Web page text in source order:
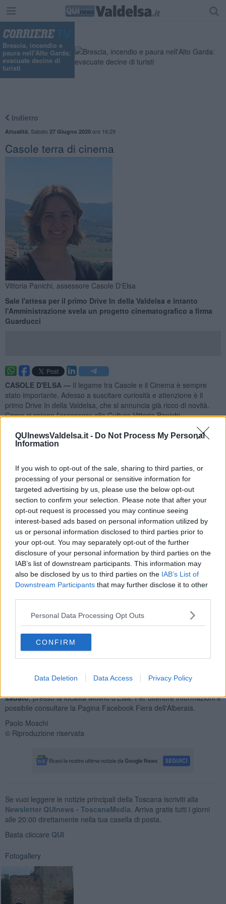
QUInewsValdelsa.it - Do Not Process My Personal
Information
If you wish to opt-out of the sale, sharing to third parties, or
processing of your personal or sensitive information for
targeted advertising by us, please use the below opt-out
section to confirm your selection. Please note that after your
opt-out request is processed you may continue seeing
interest-based ads based on personal information utilized by
us or personal information disclosed to third parties prior to
your opt-out. You may separately opt-out of the further
disclosure of your personal information by third parties on the
IAB’s list of downstream participants. This information may
also be disclosed by us to third parties on the IAB’s List of
Downstream Participants that may further disclose it to other
Personal Data Processing Opt Outs
CONFIRM
Data Deletion Data Access Privacy Policy
Brescia, incendio e
paura nell'Alto Garda:
evacuate decine di
turisti
Indietro
Attualità Sabato 27 Giugno 2020ore 16:29
Casole terra di cinema
Vittoria Panichi, assessore Casole D'Elsa
Sale l'attesa per il primo Drive In della Valdelsa e intanto
l'Amministrazione svela un progetto cinematografico a firma
Guarducci
CASOLE D'ELSA — Il legame tra Casole e il Cinema è sempre
stato importante. Adesso a suscitare curiosità e attenzione è il
primo Drive In della Valdelsa, che si annuncia già ricco di novità.
Come ci spiega l'assessore alla Cultura Vittoria Panichi.
Quando qualche mese fa il presidente della Fiera dell'Alberaia,
Luigi Menichetti, ci ha presentato l'idea ne siamo rimasti subito
entusiasti. Il primo Drive In della Valdelsa, un'idea originale, ma dal
Casole ha ormai da diversi anni. Basti pensare al Casole Film
Festival, il concorso di cortometraggi nato nel 2016".
Poi Panichi coglie l'occasione per svelarci una notizia bomba.
Tra qualche meseCasole sarà il set del nuovo filmdel regista
Fabrizio Guarducci. Dunque a nome mio e di tutta
l'Amministrazione Comunale ringrazio tutto il comitato della Fiera
dell'Alberaia per l'intenso lavoro di questi mesi volto alla
realizzazione della rassegna. Abbiamo bisogno di segnali di questo
tipo per poter ripartire e il Comitato ha dimostrato di essere pronto,
reinventandosi con qualcosa di nuovo per tutto il territorio".
proprie mura una nuova produzione cinematografica, a riprova
dell'interesse che Casole suscita nell'immaginario collettivo.
il 3 luglio partirà il cinema all'aperto
è a cura di Alessandro Scavone, direttore della scuola Teatro
Riflesso di Colle di Val d'Elsa. La programmazione sarà varia: ci
sono film d'animazione, commedie, film indimenticabili e musical.
sabato, presso la località Molino d'Elsa. Per ulteriore informazioni è
possibile consultare la Pagina Facebook Fiera dell'Alberaia.
Paolo Moschi
© Riproduzione riservata
Se vuoi leggere le notizie principali della Toscana iscriviti alla
Newsletter QUInews - ToscanaMedia. Arriva gratis tutti i giorni
alle 20:00 direttamente nella tua casella di posta.
Basta cliccare QUI
Fotogallery